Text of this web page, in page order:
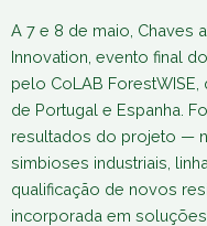
A 7 e 8 de maio, Chaves
Innovation, evento final
pelo CoLAB ForestWISE,
de Portugal e Espanha.
resultados do projeto —
simbioses industriais,
qualificação de novos
incorporada em